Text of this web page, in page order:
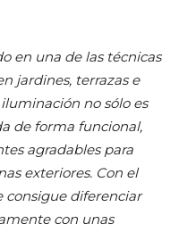
en una de las técnicas
jardines, terrazas e
no sólo es
de forma funcional,
agradables para
exteriores. Con el
consigue diferenciar
con unas